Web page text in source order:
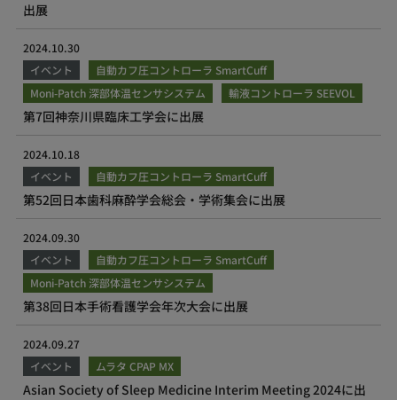
出展
2024.10.30
イベント
自動カフ圧コントローラ SmartCuff
Moni-Patch 深部体温センサシステム
輸液コントローラ SEEVOL
第7回神奈川県臨床工学会に出展
2024.10.18
イベント
自動カフ圧コントローラ SmartCuff
第52回日本歯科麻酔学会総会・学術集会に出展
2024.09.30
イベント
自動カフ圧コントローラ SmartCuff
Moni-Patch 深部体温センサシステム
第38回日本手術看護学会年次大会に出展
2024.09.27
イベント
ムラタ CPAP MX
Asian Society of Sleep Medicine Interim Meeting 2024に出